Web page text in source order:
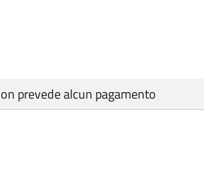
prevede alcun pagamento